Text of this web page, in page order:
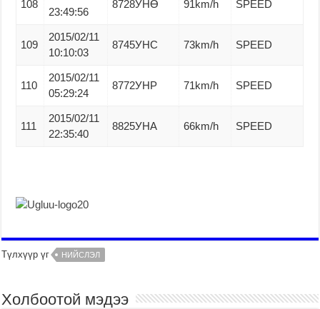
108
23:49:56
8728УНӨ 91km/h SPEED
109
2015/02/11
10:10:03
8745УНС 73km/h SPEED
110
2015/02/11
05:29:24
8772УНР 71km/h SPEED
111
2015/02/11
22:35:40
8825УНА 66km/h SPEED
Түлхүүр үг НИЙСЛЭЛ
Холбоотой мэдээ